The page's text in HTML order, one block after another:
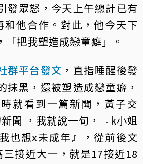
發眾怒，今天上午總計已有
和他合作。對此，他今天下
「把我塑造成戀童癖」。
群平台發文 ，直指睡醒後發
抹黑，還被塑造成戀童癖，
時就看到一篇新聞，黃子交
新聞 ，我就說一句，『k小姐
也想x未成年』，從前後文
接近大一，就是17接近18